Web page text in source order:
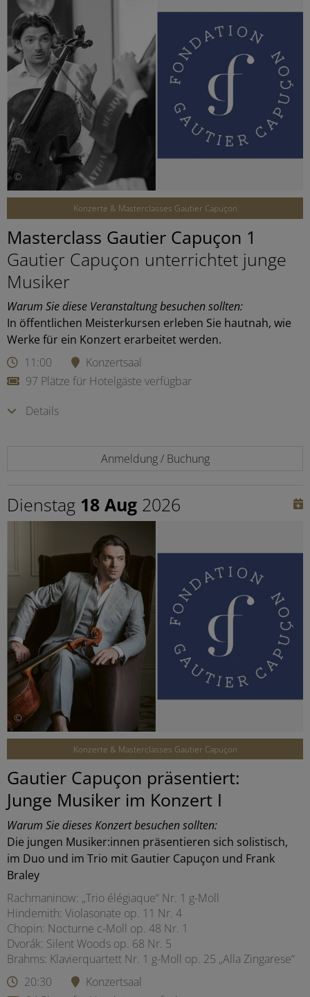
©
Konzerte & Masterclasses Gautier Capuçon
Masterclass Gautier Capuçon 1
Gautier Capuçon unterrichtet junge
Musiker
Warum Sie diese Veranstaltung besuchen sollten:
In öffentlichen Meisterkursen erleben Sie hautnah, wie
Werke für ein Konzert erarbeitet werden.
11:00
Konzertsaal
97 Plätze für Hotelgäste verfügbar
Details
Anmeldung / Buchung
Dienstag 18 Aug 2026
©
Konzerte & Masterclasses Gautier Capuçon
Gautier Capuçon präsentiert:
Junge Musiker im Konzert I
Warum Sie dieses Konzert besuchen sollten:
Die jungen Musiker:innen präsentieren sich solistisch,
im Duo und im Trio mit Gautier Capuçon und Frank
Braley
Rachmaninow: „Trio élégiaque“ Nr. 1 g-Moll
Hindemith: Violasonate op. 11 Nr. 4
Chopin: Nocturne c-Moll op. 48 Nr. 1
Dvorák: Silent Woods op. 68 Nr. 5
Brahms: Klavierquartett Nr. 1 g-Moll op. 25 „Alla Zingarese“
20:30
Konzertsaal